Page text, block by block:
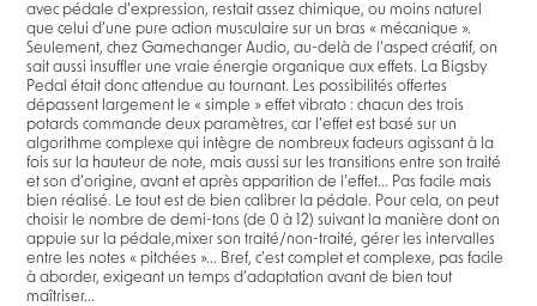
avec pédale d’expression, restait assez chimique, ou moins naturel
que celui d’une pure action musculaire sur un bras « mécanique ».
Seulement, chez Gamechanger Audio, au-delà de l’aspect créatif, on
sait aussi insuffler une vraie énergie organique aux effets. La Bigsby
Pedal était donc attendue au tournant. Les possibilités offertes
dépassent largement le « simple » effet vibrato : chacun des trois
potards commande deux paramètres, car l’effet est basé sur un
algorithme complexe qui intègre de nombreux facteurs agissant à la
fois sur la hauteur de note, mais aussi sur les transitions entre son traité
et son d’origine, avant et après apparition de l’effet... Pas facile mais
bien réalisé. Le tout est de bien calibrer la pédale. Pour cela, on peut
choisir le nombre de demi-tons (de 0 à 12) suivant la manière dont on
appuie sur la pédale,mixer son traité/non-traité, gérer les intervalles
entre les notes « pitchées »... Bref, c’est complet et complexe, pas facile
à aborder, exigeant un temps d’adaptation avant de bien tout
maîtriser...